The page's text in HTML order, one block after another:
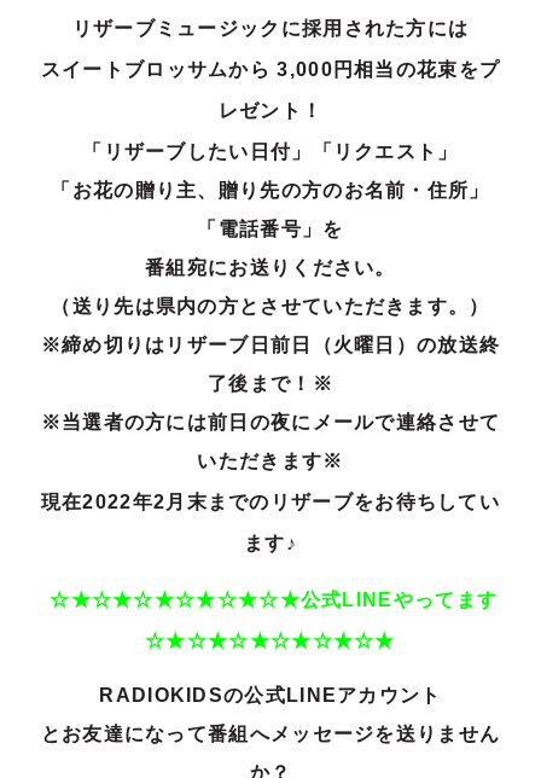
リザーブミュージックに採用された方には
スイートブロッサムから 3,000円相当の花束をプ
レゼント！
「リザーブしたい日付」「リクエスト」
「お花の贈り主、贈り先の方のお名前・住所」
「電話番号」を
番組宛にお送りください。
（送り先は県内の方とさせていただきます。）
※締め切りはリザーブ日前日（火曜日）の放送終
了後まで！※
※当選者の方には前日の夜にメールで連絡させて
いただきます※
現在2022年2 月末までのリザーブをお待ちしてい
ます♪
☆★☆★☆★☆★☆★☆★公式LINEやってます
☆★☆★☆★☆★☆★☆★
RADIOKIDSの公式LINEアカウント
とお友達になって番組へメッセージを送りません
か？